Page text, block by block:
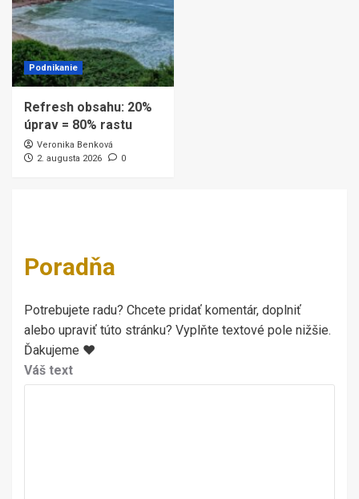
Podnikanie
Refresh obsahu: 20%
úprav = 80% rastu
Veronika Benková
2. augusta 2026
0
Poradňa
Potrebujete radu? Chcete pridať komentár, doplniť
alebo upraviť túto stránku? Vyplňte textové pole nižšie.
Ďakujeme ♥
Váš text